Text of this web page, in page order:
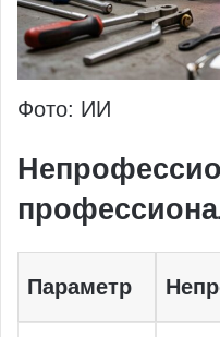
Фото: ИИ
Параметр